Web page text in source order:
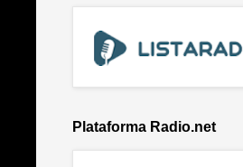
Plataforma Radio.net